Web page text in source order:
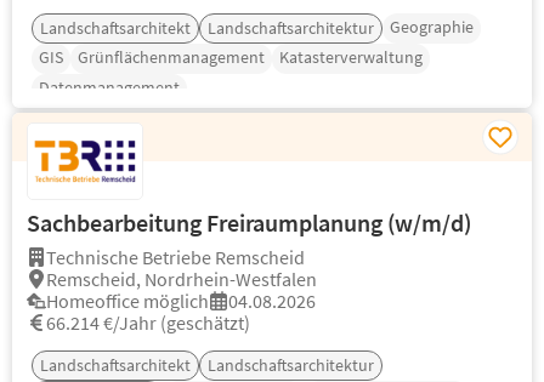
Landschaftsarchitekt Landschaftsarchitektur
Geographie
GIS
Grünflächenmanagement
Katasterverwaltung
Datenmanagement
Sachbearbeitung Freiraumplanung (w/m/d)
Technische Betriebe Remscheid
Remscheid, Nordrhein-Westfalen
Homeoffice möglich
04.08.2026
66.214 €/Jahr (geschätzt)
Landschaftsarchitekt
Landschaftsarchitektur